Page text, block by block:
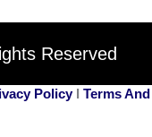
Reserved
PolicyI Terms And